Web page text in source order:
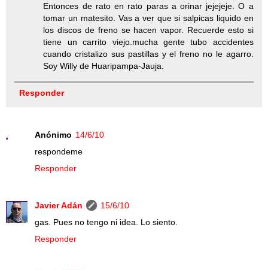
Entonces de rato en rato paras a orinar jejejeje. O a
tomar un matesito. Vas a ver que si salpicas liquido en
los discos de freno se hacen vapor. Recuerde esto si
tiene un carrito viejo.mucha gente tubo accidentes
cuando cristalizo sus pastillas y el freno no le agarro.
Soy Willy de Huaripampa-Jauja.
Responder
Anónimo 14/6/10
respondeme
Responder
Javier Adán
15/6/10
gas. Pues no tengo ni idea. Lo siento.
Responder